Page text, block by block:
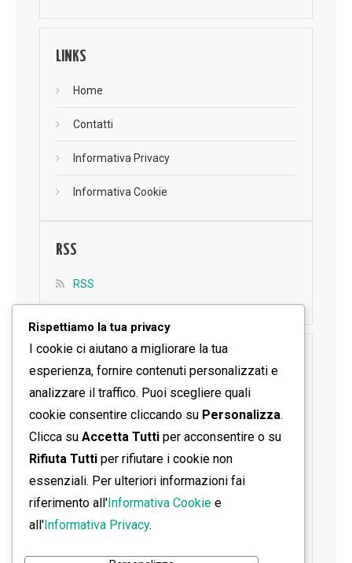
LINKS
Home
Contatti
Informativa Privacy
Informativa Cookie
RSS
RSS
SEGUICI SU FACEBOOK
Rispettiamo la tua privacy
I cookie ci aiutano a migliorare la tua
esperienza, fornire contenuti personalizzati e
analizzare il traffico. Puoi scegliere quali
cookie consentire cliccando su Personalizza.
Clicca su Accetta Tutti per acconsentire o su
Rifiuta Tutti per rifiutare i cookie non
essenziali. Per ulteriori informazioni fai
riferimento all'Informativa Cookie e
all'Informativa Privacy.